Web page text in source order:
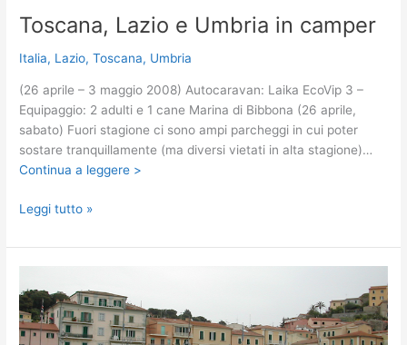
Toscana, Lazio e Umbria in camper
Italia, Lazio,Toscana, Umbria
(26 aprile – 3 maggio 2008) Autocaravan: Laika EcoVip 3 –
Equipaggio: 2 adulti e 1 cane Marina di Bibbona (26 aprile,
sabato) Fuori stagione ci sono ampi parcheggi in cui poter
sostare tranquillamente (ma diversi vietati in alta stagione)…
Continua a leggere >
Toscana,
e
Umbria
in
camper
Leggi tutto »